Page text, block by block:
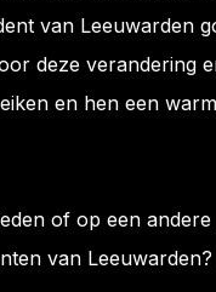
van Leeuwarden
deze verandering
en hen een
of op een
van